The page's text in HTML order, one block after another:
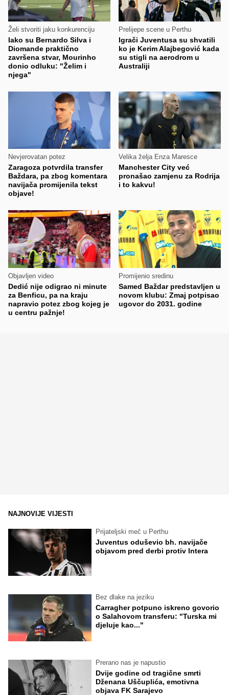
Želi stvoriti jaku konkurenciju
Iako su Bernardo Silva i
Diomande praktično
završena stvar, Mourinho
donio odluku: "Želim i
njega"
Prelijepe scene u Perthu
Igrači Juventusa su shvatili
ko je Kerim Alajbegović kada
su stigli na aerodrom u
Australiji
Nevjerovatan potez
Zaragoza potvrdila transfer
Baždara, pa zbog komentara
navijača promijenila tekst
objave!
Velika želja Enza Maresce
Manchester City već
pronašao zamjenu za Rodrija
i to kakvu!
Objavljen video
Dedić nije odigrao ni minute
za Benficu, pa na kraju
napravio potez zbog kojeg je
u centru pažnje!
Promijenio sredinu
Samed Baždar predstavljen u
novom klubu: Zmaj potpisao
ugovor do 2031. godine
NAJNOVIJE VIJESTI
Prijateljski meč u Perthu
Juventus oduševio bh. navijače
objavom pred derbi protiv Intera
Bez dlake na jeziku
Carragher potpuno iskreno govorio
o Salahovom transferu: "Turska mi
djeluje kao..."
Prerano nas je napustio
Dvije godine od tragične smrti
Dženana Uščuplića, emotivna
objava FK Sarajevo